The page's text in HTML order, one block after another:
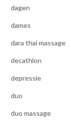
dagen
dames
dara thai massage
decathlon
depressie
duo
duo massage